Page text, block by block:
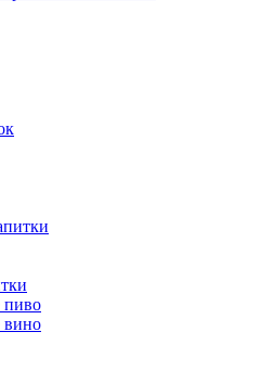
пиво
вино